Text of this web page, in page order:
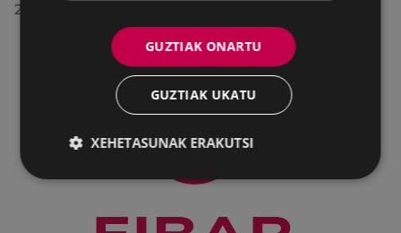
2026/07/28
GUZTIAK ONARTU
GUZTIAK UKATU
XEHETASUNAK ERAKUTSI